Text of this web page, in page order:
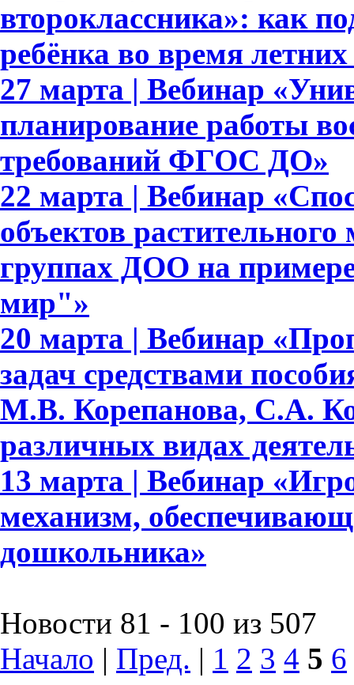
второклассника»: как
ребёнка во время
27 марта | Вебинар
планирование работы
требований ФГОС ДО»
22 марта | Вебинар
объектов
группах ДОО на
мир"»
20 марта | Вебинар
задач средствами
М.В. Корепанова, С.А.
различных видах
13 марта | Вебинар
механизм,
дошкольника»
Новости 81 - 100 из 507
Начало | Пред. | 1 2 3 4 5 6